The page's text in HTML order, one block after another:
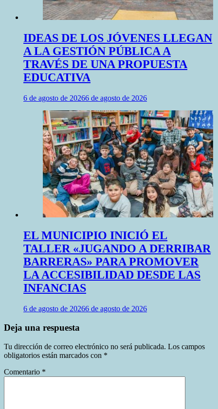
IDEAS DE LOS JÓVENES LLEGAN
A LA GESTIÓN PÚBLICA A
TRAVÉS DE UNA PROPUESTA
EDUCATIVA
6 de agosto de 20266 de agosto de 2026
EL MUNICIPIO INICIÓ EL
TALLER «JUGANDO A DERRIBAR
BARRERAS» PARA PROMOVER
LA ACCESIBILIDAD DESDE LAS
INFANCIAS
6 de agosto de 20266 de agosto de 2026
Deja una respuesta
Tu dirección de correo electrónico no será publicada. Los campos
obligatorios están marcados con *
Comentario *